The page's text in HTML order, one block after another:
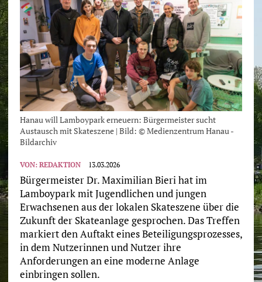
Hanau will Lamboypark erneuern: Bürgermeister sucht
Austausch mit Skateszene | Bild: © Medienzentrum Hanau -
Bildarchiv
VON: REDAKTION 13.03.2026
Bürgermeister Dr. Maximilian Bieri hat im
Lamboypark mit Jugendlichen und jungen
Erwachsenen aus der lokalen Skateszene über die
Zukunft der Skateanlage gesprochen. Das Treffen
markiert den Auftakt eines Beteiligungsprozesses,
in dem Nutzerinnen und Nutzer ihre
Anforderungen an eine moderne Anlage
einbringen sollen.